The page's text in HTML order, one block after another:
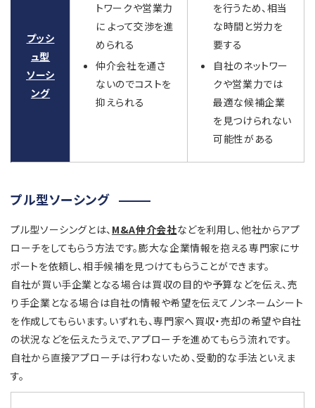
プッシ
ュ型
ソーシ
ング
トワークや営業力
に よって交渉を進
められる
仲介会社を通さ
ないのでコストを
抑えられる
を行うため、相当
な時間と労力を
要する
自社のネットワー
クや営業力では
最適な候補企業
を見つけられない
可能性がある
プル型ソーシング
プル型ソーシングとは、 M&A仲介会社などを利用し、他社からアプ
ローチをしてもらう方法です。膨大な企業情報を抱える専門家にサ
ポートを依頼し、相手候補を見つけてもらうことができます。
自社が買い手企業となる場合は買収の目的や予算などを伝え、売
り手企業となる場合は自社の情報や希望を伝えてノンネームシート
を作成してもらいます。いずれも、専門家へ買収・売却の希望や自社
の状況などを伝えたうえで、アプローチを進めてもらう流れです。
自社から直接アプローチは行わないため、受動的な手法といえま
す。